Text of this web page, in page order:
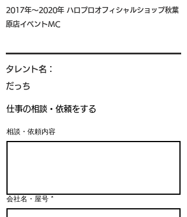
2017年〜2020年 ハロプロオフィシャルショップ秋葉
原店イベントMC
タレント名：
だっち
仕事の相談・依頼をする
相談・依頼内容
会社名・屋号 *